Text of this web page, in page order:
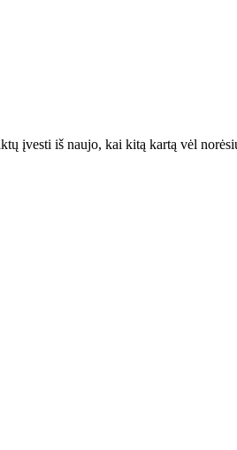
įvesti iš naujo, kai kitą kartą vėl